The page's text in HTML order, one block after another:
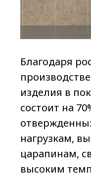
Благодаря
изделия в
состоит на
нагрузкам,
царапинам,
высоким